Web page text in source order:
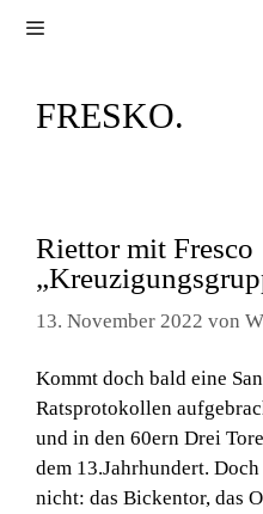
FRESKO.
Riettor mit Fresco
13. November 2022 von
Kommt doch bald eine
Ratsprotokollen
und in den 60ern Drei
dem 13.Jahrhundert.
nicht: das Bickentor, das